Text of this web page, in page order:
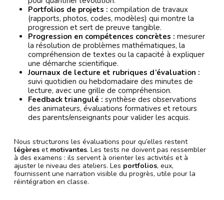
Portfolios de projets : compilation de travaux
(rapports, photos, codes, modèles) qui montre la
progression et sert de preuve tangible.
Progression en compétences concrètes : mesurer
la résolution de problèmes mathématiques, la
compréhension de textes ou la capacité à expliquer
une démarche scientifique.
Journaux de lecture et rubriques d’évaluation :
suivi quotidien ou hebdomadaire des minutes de
lecture, avec une grille de compréhension.
Feedback triangulé : synthèse des observations
des animateurs, évaluations formatives et retours
des parents/enseignants pour valider les acquis.
Nous structurons les évaluations pour qu’elles restent
légères et motivantes. Les tests ne doivent pas ressembler
à des examens : ils servent à orienter les activités et à
ajuster le niveau des ateliers. Les portfolios, eux,
fournissent une narration visible du progrès, utile pour la
réintégration en classe.